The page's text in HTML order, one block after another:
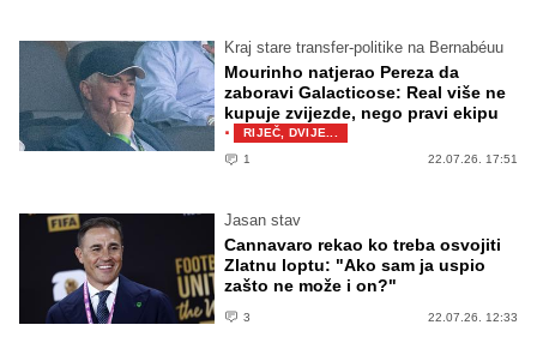
Kraj stare transfer-politike na Bernabéuu
Mourinho natjerao Pereza da
zaboravi Galacticose: Real više ne
kupuje zvijezde, nego pravi ekipu
·
RIJEČ, DVIJE...
1
22.07.26. 17:51
Jasan stav
Cannavaro rekao ko treba osvojiti
Zlatnu loptu: "Ako sam ja uspio
zašto ne može i on?"
3 22.07.26. 12:33